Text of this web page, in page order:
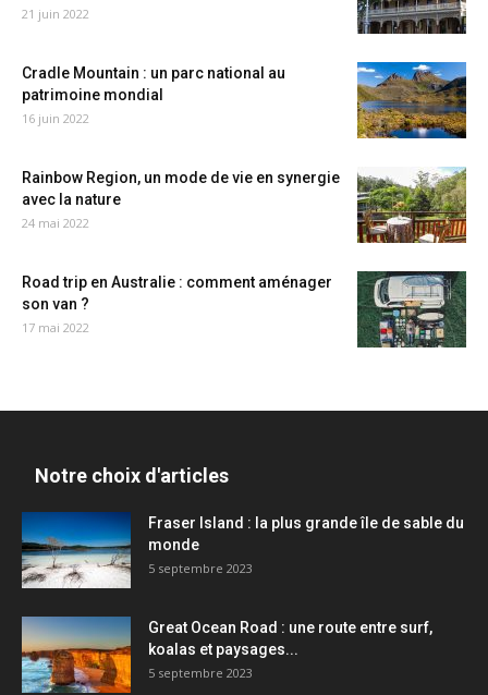
21 juin 2022
Cradle Mountain : un parc national au
patrimoine mondial
16 juin 2022
Rainbow Region, un mode de vie en synergie
avec la nature
24 mai 2022
Road trip en Australie : comment aménager
son van ?
17 mai 2022
Notre choix d'articles
Fraser Island : la plus grande île de sable du
monde
5 septembre 2023
Great Ocean Road : une route entre surf,
koalas et paysages...
5 septembre 2023